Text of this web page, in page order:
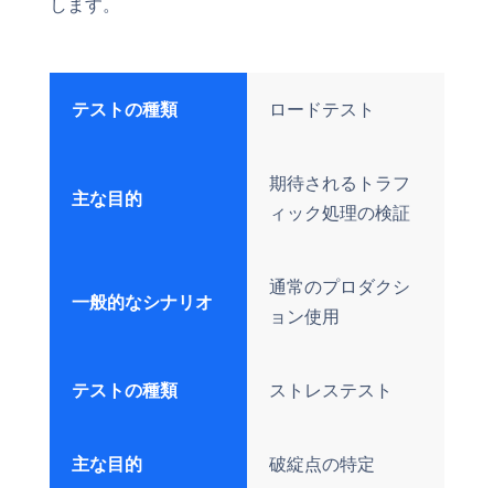
します。
テストの種類 ロードテスト
主な目的
期待されるトラフ
ィック処理の検証
一般的なシナリオ
通常のプロダクシ
ョン使用
テストの種類 ストレステスト
主な目的 破綻点の特定